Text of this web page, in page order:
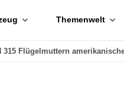
Themenwelt
315 Flügelmuttern